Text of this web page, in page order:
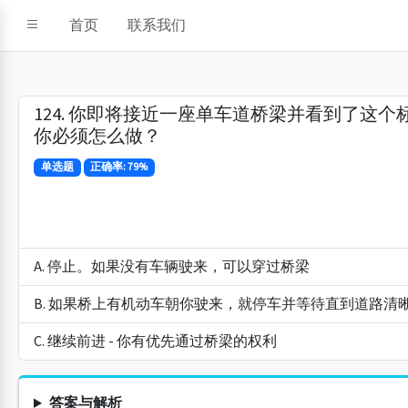
首页 联系我们
124. 你即将接近一座单车道桥梁并看到了这个
你必须怎么做？
单选题 正确率: 79%
A. 停止。如果没有车辆驶来，可以穿过桥梁
B. 如果桥上有机动车朝你驶来，就停车并等待直到道路清
C. 继续前进 - 你有优先通过桥梁的权利
答案与解析